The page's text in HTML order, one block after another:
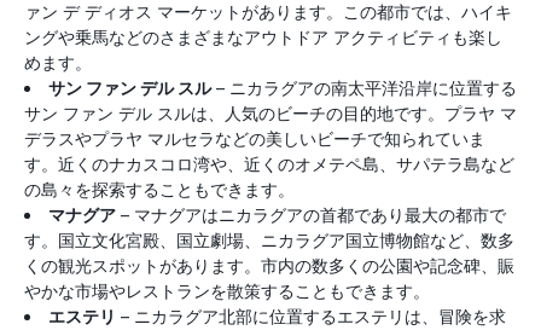
ァン デ ディオス マーケットがあります。この都市では、ハイキ
ングや乗馬などのさまざまなアウトドア アクティビティも楽し
めます。
サン ファン デル スル– ニカラグアの南太平洋沿岸に位置する
サン ファン デル スルは、人気のビーチの目的地です。プラヤ マ
デラスやプラヤ マルセラなどの美しいビーチで知られていま
す。近くのナカスコロ湾や、近くのオメテペ島、サパテラ島など
の島々を探索することもできます。
マナグア – マナグアはニカラグアの首都であり最大の都市で
す。国立文化宮殿、国立劇場、ニカラグア国立博物館など、数多
くの観光スポットがあります。市内の数多くの公園や記念碑、賑
やかな市場やレストランを散策することもできます。
エステリ – ニカラグア北部に位置するエステリは、冒険を求